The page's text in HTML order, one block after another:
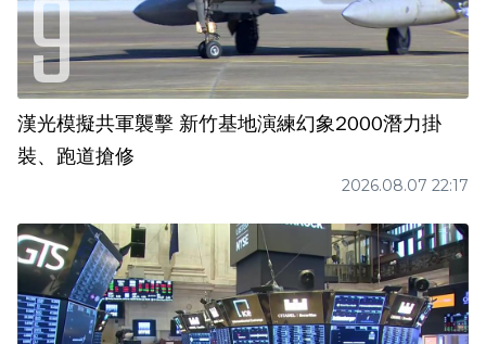
漢光模擬共軍襲擊 新竹基地演練幻象2000潛力掛
裝、跑道搶修
2026.08.07 22:17